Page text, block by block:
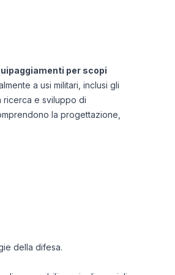
per scopi
a usi militari, inclusi gli
ricerca e sviluppo di
la progettazione,
della difesa.